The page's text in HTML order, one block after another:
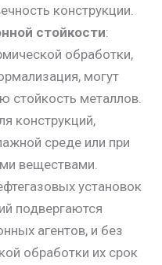
конструкции.
стойкости:
обработки,
могут
стойкость металлов.
конструкций,
среде или при
веществами.
установок
подвергаются
агентов, и без
обработки их срок